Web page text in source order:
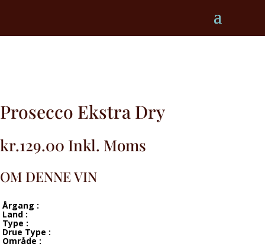
Prosecco Ekstra Dry
kr.129.00 Inkl. Moms
OM DENNE VIN
Årgang :
Land :
Type :
Drue Type :
Område :